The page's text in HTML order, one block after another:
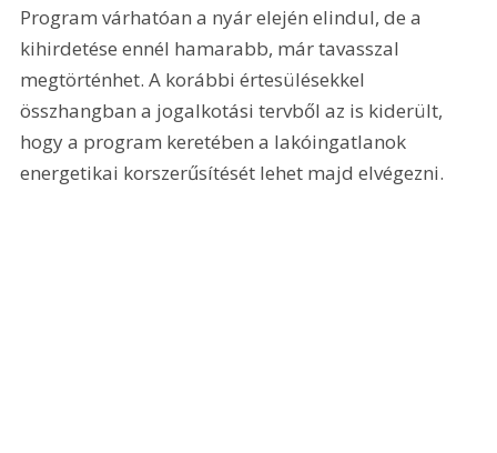
Program várhatóan a nyár elején elindul, de a
kihirdetése ennél hamarabb, már tavasszal
megtörténhet. A korábbi értesülésekkel
összhangban a jogalkotási tervből az is kiderült,
hogy a program keretében a lakóingatlanok
energetikai korszerűsítését lehet majd elvégezni.